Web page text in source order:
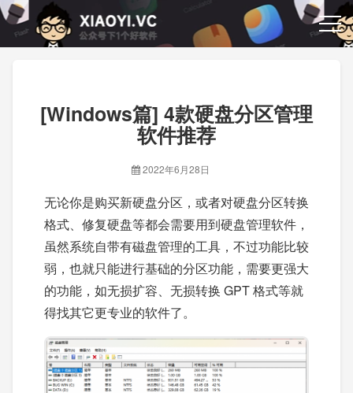
[Windows篇] 4款硬盘分区管理
软件推荐
2022年6月28日
无论你是购买新硬盘分区，或者对硬盘分区转换
格式、修复硬盘等都会需要用到硬盘管理软件，
虽然系统自带有磁盘管理的工具，不过功能比较
弱，也就只能进行基础的分区功能，需要更强大
的功能，如无损扩容、无损转换 GPT 格式等就
得找其它更专业的软件了。